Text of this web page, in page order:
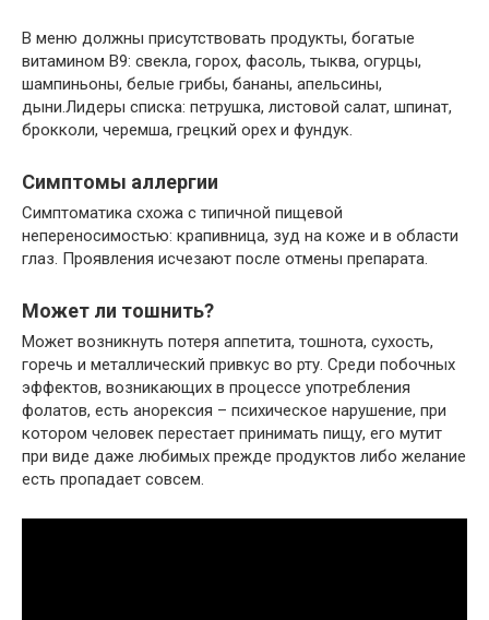
В меню должны присутствовать продукты, богатые
витамином В9: свекла, горох, фасоль, тыква, огурцы,
шампиньоны, белые грибы, бананы, апельсины,
дыни.Лидеры списка: петрушка, листовой салат, шпинат,
брокколи, черемша, грецкий орех и фундук.
Симптомы аллергии
Симптоматика схожа с типичной пищевой
непереносимостью: крапивница, зуд на коже и в области
глаз. Проявления исчезают после отмены препарата.
Может ли тошнить?
Может возникнуть потеря аппетита, тошнота, сухость,
горечь и металлический привкус во рту. Среди побочных
эффектов, возникающих в процессе употребления
фолатов, есть анорексия – психическое нарушение, при
котором человек перестает принимать пищу, его мутит
при виде даже любимых прежде продуктов либо желание
есть пропадает совсем.